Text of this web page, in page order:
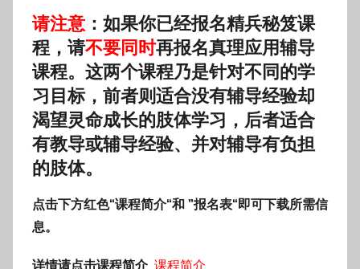
请注意 ： 如果你已经报名精兵秘笈课
程，请不要同时再报名真理应用辅导
课程。这两个课程乃是针对不同的学
习目标，前者则适合没有辅导经验却
渴望灵命成长的肢体学习，后者适合
有教导或辅导经验、并对辅导有负担
的肢体。
点击下方红色“课程简介“和 ”报名表“即可下载所需信
息。
详情请点击课程简介 课程简介